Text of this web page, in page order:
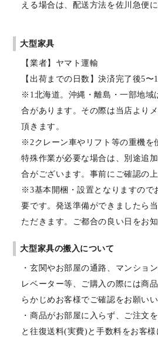
える場合は、配送方法を佐川急便
大型家具
【業者】ヤマト運輸
【出荷までの日数】決済完了後5〜
※1北海道。沖縄・離島・一部地域
合があります。その際は当店より
頂きます。
※2クレーン車やリフト等の重機を
特殊作業が必要な場合は、別途追
合がございます。事前にご確認の
※3基本開梱・設置となりますので
要です。発送準備ができましたら
ただきます。ご都合の良い日をお知
大型家具の搬入について
・玄関やお部屋の通路、マンショ
レベーター等、ご購入の際には商
らかじめお客様でご確認をお願いい
・商品がお部屋に入らず、ご注文
と往復送料(実費)と手数料をお客様